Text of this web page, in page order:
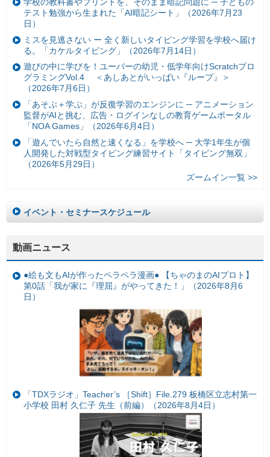
テスト勉強から生まれた「AI暗記シート」（2026年7月23
日）
ミスを見逃さない ー 全く新しいタイピング学習を学校へ届け
る。「カケルタイピング」（2026年7月14日）
遊びの中に学びを！ユーバーの幼児・低学年向けScratchプロ
グラミングVol.4 ＜あしあとがいっぱい『ループ』＞
（2026年7月6日）
「あそぶ＋学ぶ」が反復学習のエンジンに ─ アニメーション
監督がAIと挑む、広告・ログインなしの教育ゲームポータル
「NOA Games」（2026年6月4日）
「遊んでいたら自然と速くなる」を学校へ ─ 大学1年生が個
人開発した対戦型タイピング練習サイト「タイピング無双」
（2026年5月29日）
ズームイン一覧 >>
イベント・セミナースケジュール
動画ニュース
●絵も文もAIが作ったペラペラ漫画● 【ちゃのまのAIプロト】
第0話「我が家に『理屈』がやってきた！」（2026年8月6
日）
「TDXラジオ」Teacher’s ［Shift］File.279 板橋区立志村第一
小学校 田村 久仁子 先生（前編）（2026年8月4日）